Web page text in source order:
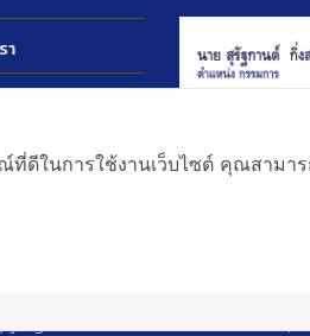
า
2023. SIAMBLUE9999 Co.,
ที่ดีในการใช้งานเว็บไซต์ คุณสาม